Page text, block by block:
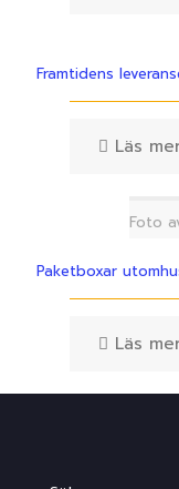
Framtidens
Läs
Foto
Paketboxar
Läs